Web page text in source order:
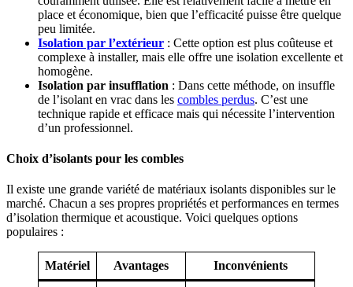
place et économique, bien que l’efficacité puisse être quelque
peu limitée.
Isolation par l’extérieur : Cette option est plus coûteuse et
complexe à installer, mais elle offre une isolation excellente et
homogène.
Isolation par insufflation : Dans cette méthode, on insuffle
de l’isolant en vrac dans les combles perdus. C’est une
technique rapide et efficace mais qui nécessite l’intervention
d’un professionnel.
Choix d’isolants pour les combles
Il existe une grande variété de matériaux isolants disponibles sur le
marché. Chacun a ses propres propriétés et performances en termes
d’isolation thermique et acoustique. Voici quelques options
populaires :
Matériel Avantages Inconvénients